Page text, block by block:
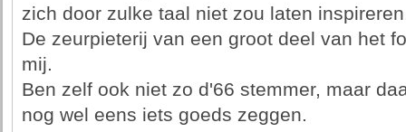
zich door zulke taal niet zou laten
De zeurpieterij van een groot deel van het
mij.
Ben zelf ook niet zo d'66 stemmer, maar
nog wel eens iets goeds zeggen.